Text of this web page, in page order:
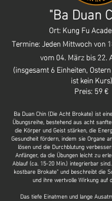
"Ba Duan
Ort: Kung Fu
Termine: Jeden Mittwoch von
vom 04. März bis 22.
(insgesamt 6 Einheiten,
ist kein Kurs)
Preis: 59 €
Ba Duan Chin (Die Acht Brokate) ist
Übungsreihe, bestehend aus acht
die Körper und Geist stärken, die
Gesundheit fördern, indem sie Organe
lösen und die Durchblutung
Anfänger, da die Übungen leicht zu
Ablauf (ca. 15-20 Min.) integrierbar
kostbare Brokate" und beschreibt die
und ihre wertvolle Wirkung auf
Das tiefe Einatmen und lange